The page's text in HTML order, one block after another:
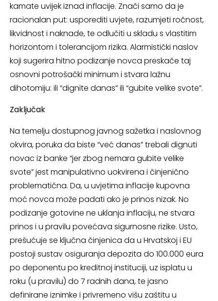
kamate uvijek iznad inflacije. Znači samo da je
racionalan put: usporediti uvjete, razumjeti ročnost,
likvidnost i naknade, te odlučiti u skladu s vlastitim
horizontom i tolerancijom rizika. Alarmistički naslov
koji sugerira hitno podizanje novca preskače taj
osnovni potrošački minimum i stvara lažnu
dihotomiju: ili “dignite danas” ili “gubite velike svote”.
Zaključak
Na temelju dostupnog javnog sažetka i naslovnog
okvira, poruka da biste “već danas” trebali dignuti
novac iz banke “jer zbog nemara gubite velike
svote” jest manipulativno uokvirena i činjenično
problematična. Da, u uvjetima inflacije kupovna
moć novca može padati ako je prinos nizak. No
podizanje gotovine ne uklanja inflaciju, ne stvara
prinos i u pravilu povećava sigurnosne rizike. Usto,
prešućuje se ključna činjenica da u Hrvatskoj i EU
postoji sustav osiguranja depozita do 100.000 eura
po deponentu po kreditnoj instituciji, uz isplatu u
roku (u pravilu) do 7 radnih dana, te jasno
definirane iznimke i privremeno višu zaštitu u